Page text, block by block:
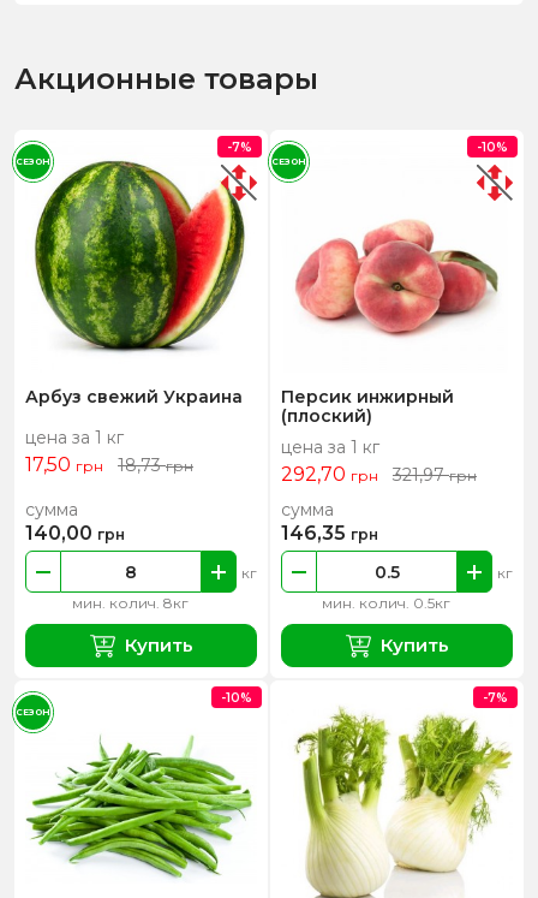
Акционные товары
Арбуз свежий Украина
цена за 1 кг
17,50 грн 18,73грн
мин. колич. 8кг
кг
сумма
140,00 грн
Купить
-7%
СЕЗОН
Персик инжирный
(плоский)
цена за 1 кг
292,70 грн 321,97грн
мин. колич. 0.5кг
кг
сумма
146,35 грн
Купить
-10%
СЕЗОН
-10%
СЕЗОН
-7%